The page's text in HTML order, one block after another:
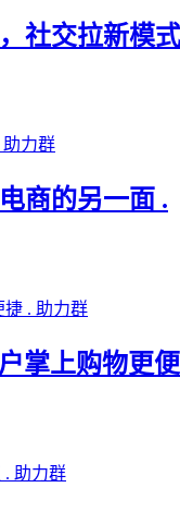
社交拉新模
助力群
商的另一面 .
助力群
掌上购物更
助力群